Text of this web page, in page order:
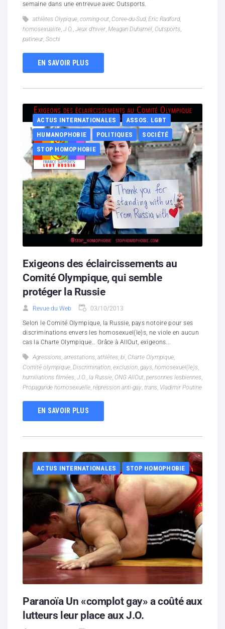
semaine dans une entrevue avec Outsports.
athlètes Olypique, coming-out, Coree-du-Sud, Eric Radford,
homosexualite, J.O. , Jeux d'hiver, Meagan Duhamel, Outsports,
patineur, Sochi
EN SAVOIR PLUS
ACTUS INTERNATIONALES
ASSOS. LGBT
HUMANOPHOBIE
POLITIQUES
SOCIÉTÉ
STOP HOMOPHOBIE
Exigeons des éclaircissements au
Comité Olympique, qui semble
protéger la Russie
Revue du Web 03/10/2013
Selon le Comité Olympique, la Russie, pays notoire pour ses
discriminations envers les homosexuel(le)s, ne viole en aucun
cas la Charte Olympique… Grâce à AllOut, exigeons...
Agressions arrestations athlètes bi Charte Olympique
Comité olympique Discrimination exclusion gays homosexuel(le)s
humiliations filmées J.O. la Russie ONG AllOut personnes lesbiennes
Propagande homosexuelle répression anti-gay trans Vladimir Poutine
EN SAVOIR PLUS
ACTUS INTERNATIONALES STOP HOMOPHOBIE
Paranoïa Un «complot gay» a coûté aux
lutteurs leur place aux J.O.